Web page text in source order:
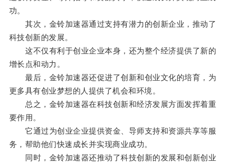
功。
其次，金铃加速器通过支持有潜力的创新企业，推动了
科技创新的发展。
这不仅有利于创业企业本身，还为整个经济提供了新的
增长点和动力。
最后，金铃加速器还促进了创新和创业文化的培育，为
更多具有创业梦想的人提供了机会和环境。
总之，金铃加速器在科技创新和经济发展方面发挥着重
要作用。
它通过为创业企业提供资金、导师支持和资源共享等服
务，帮助他们快速成长并实现商业成功。
同时，金铃加速器还推动了科技创新的发展和创新创业